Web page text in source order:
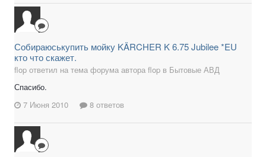
Собираюськупить мойку KÄRCHER K 6.75 Jubilee *EU
кто что скажет.
flop ответил на тема форума автора flop в Бытовые АВД
Спасибо.
7 Июня 2010
8 ответов